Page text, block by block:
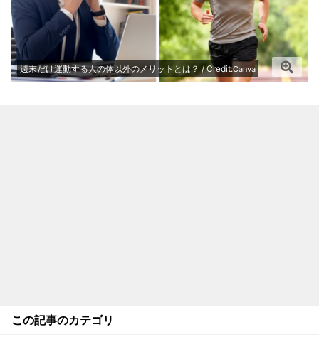
週末だけ運動する人の体以外のメリットとは？ / Credit:Canva
この記事のカテゴリ